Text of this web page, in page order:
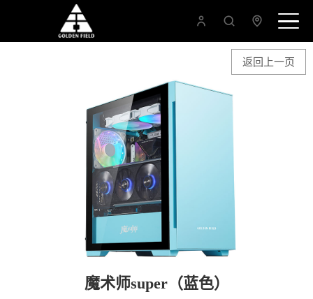
返回上一页
魔术师super（蓝色）